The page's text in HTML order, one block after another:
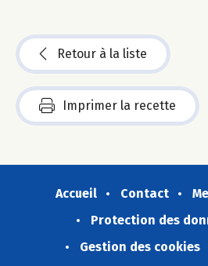
Retour à la liste
Imprimer la recette
Accueil Contact
Protection des
Gestion des cookies